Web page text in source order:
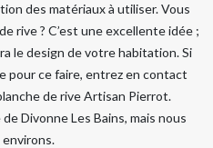
des matériaux à utiliser. Vous
rive ? C’est une excellente idée ;
le design de votre habitation. Si
pour ce faire, entrez en contact
de rive Artisan Pierrot.
Divonne Les Bains, mais nous